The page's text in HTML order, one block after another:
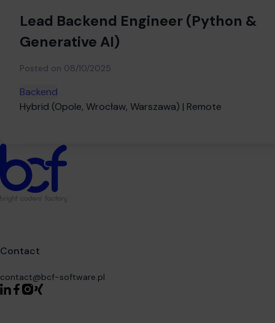
Lead Backend Engineer (Python &
Generative AI)
Posted on 08/10/2025
Backend
Hybrid (Opole, Wrocław, Warszawa) | Remote
Contact
contact@bcf-software.pl